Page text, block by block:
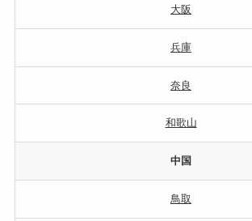
大阪
兵庫
奈良
和歌山
中国
鳥取